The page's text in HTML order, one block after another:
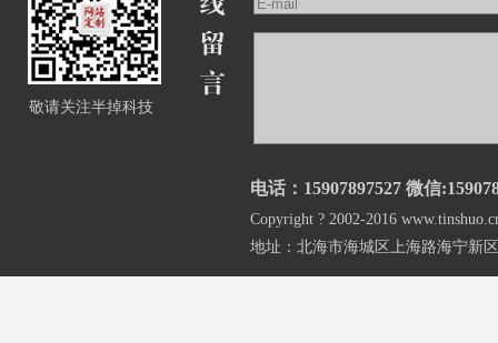
敬请关注半掉科技
电话：15907897527 微信
Copyright ? 2002-2016
地址：北海市海城区上海路海宁新